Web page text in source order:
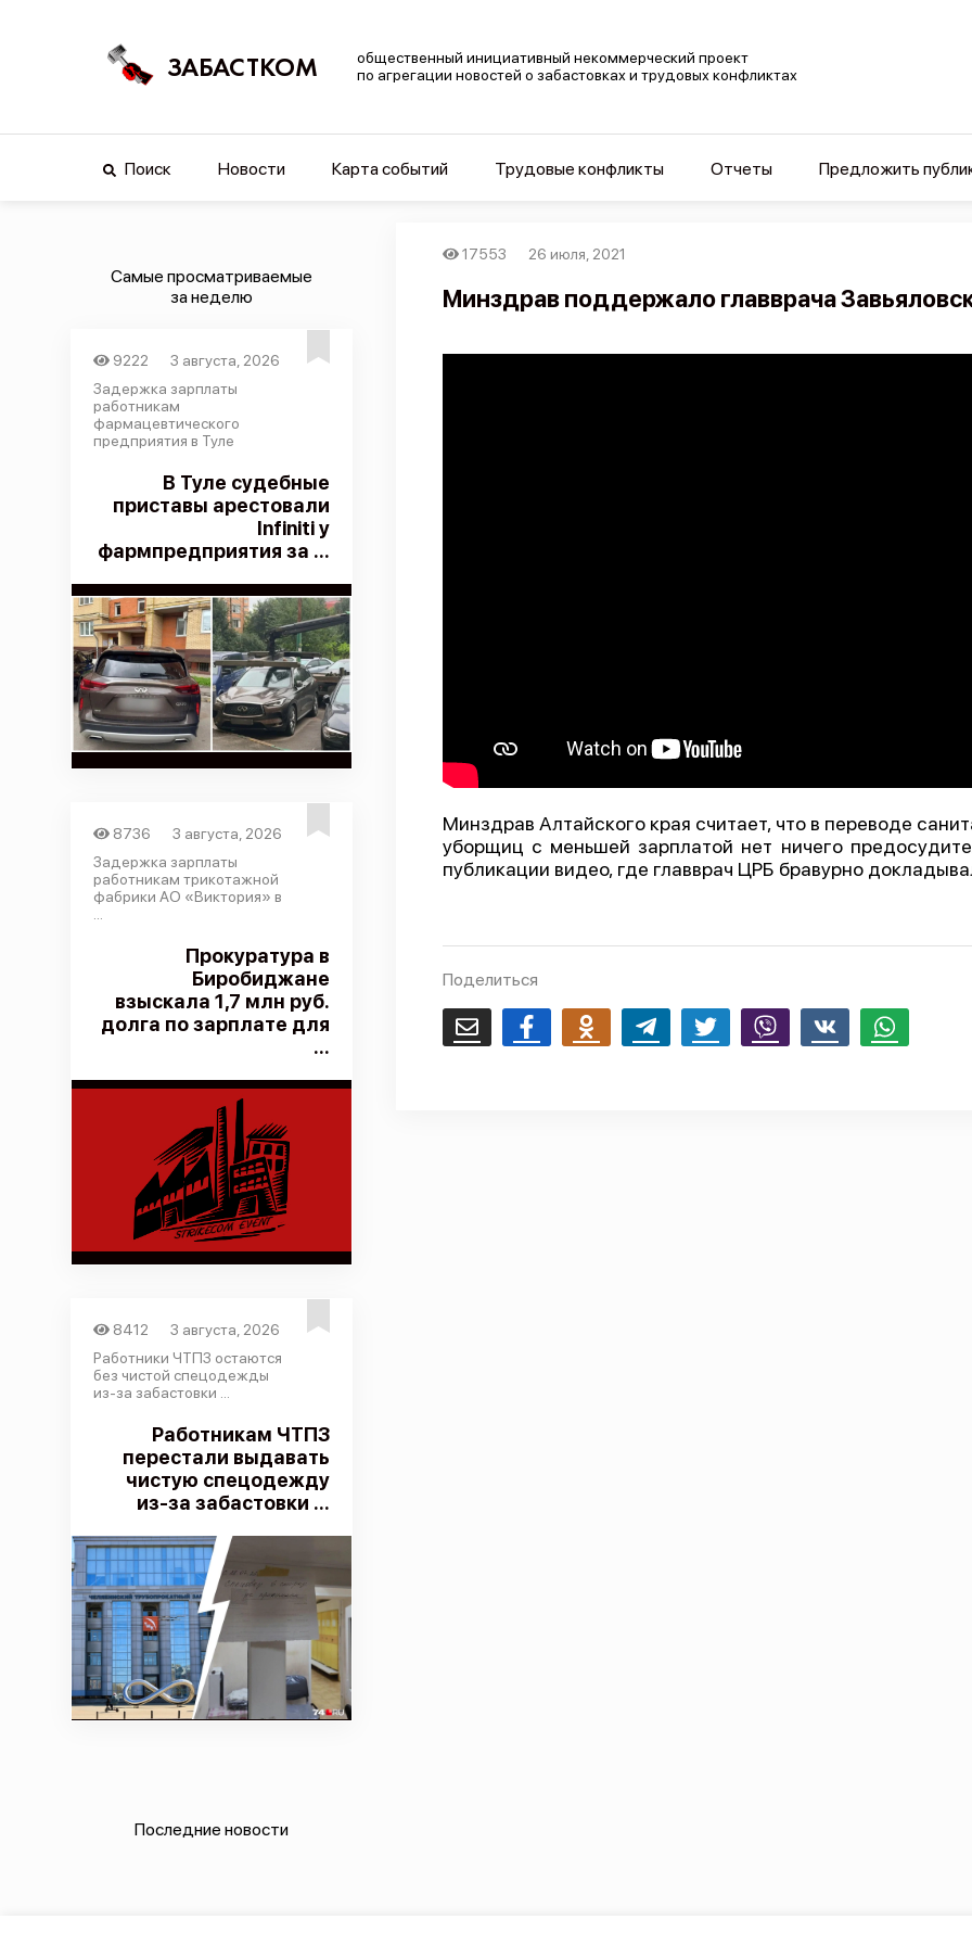
ЗАБАСТКОМ
общественный инициативный некоммерческий проект
по агрегации новостей о забастовках и трудовых конфликтах
Поиск Новости Карта событий Трудовые конфликты Отчеты Предложить
Самые просматриваемые
за неделю
9222
3 августа, 2026
Задержка зарплаты
работникам
фармацевтического
предприятия в Туле
В Туле судебные
приставы арестовали
Infiniti у
фармпредприятия за ...
8736
3 августа, 2026
Задержка зарплаты
работникам трикотажной
фабрики АО «Виктория» в
Прокуратура в
Биробиджане
взыскала 1,7 млн руб.
долга по зарплате для
...
8412
3 августа, 2026
Работники ЧТПЗ остаются
без чистой спецодежды
из-за забастовки ...
Работникам ЧТПЗ
перестали выдавать
чистую спецодежду
из-за забастовки ...
Последние новости
17553 26 июля, 2021
Минздрав поддержало главврача
Минздрав Алтайского края считает, что в переводе
уборщиц с меньшей зарплатой нет ничего
публикации видео, где главврач ЦРБ бравурно
Поделиться
Email FacebookOdnoklassnikiTelegram Twitter Viber Whatsapp